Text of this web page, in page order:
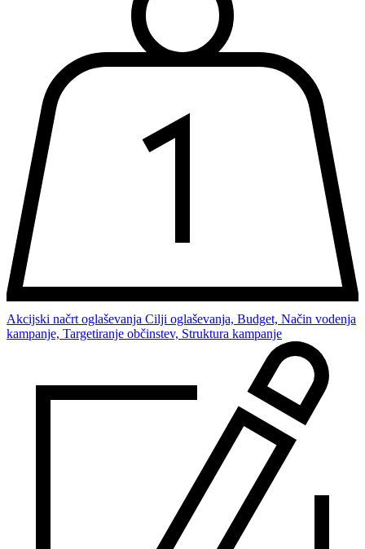
Akcijski načrt oglaševanja Cilji oglaševanja, Budget, Način vodenja
kampanje, Targetiranje občinstev, Struktura kampanje